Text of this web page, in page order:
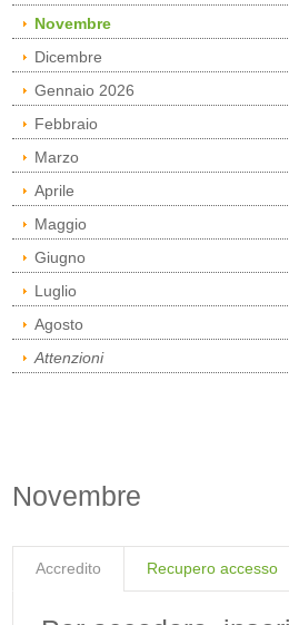
Novembre
Dicembre
Gennaio 2026
Febbraio
Marzo
Aprile
Maggio
Giugno
Luglio
Agosto
Attenzioni
Novembre
Accredito Recupero accesso